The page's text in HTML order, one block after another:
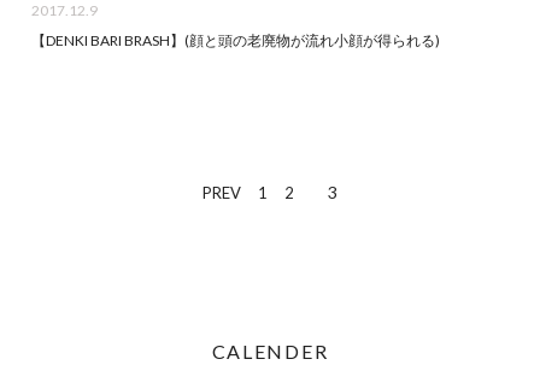
2017.12.9
【DENKI BARI BRASH】(顔と頭の老廃物が流れ小顔が得られる)
PREV 1 2 3
CALENDER